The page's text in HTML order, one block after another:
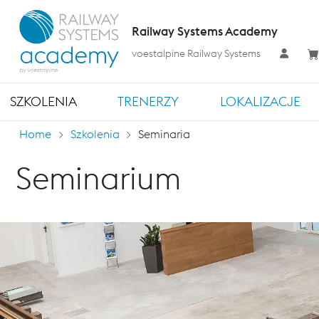
SZKOLENIA TRENERZY LOKALIZACJE
Railway Systems Academy
voestalpine Railway Systems
Home Szkolenia Seminaria
Seminarium